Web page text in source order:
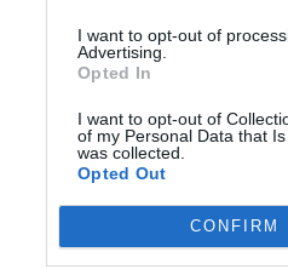
I want to opt-out of
Advertising.
Opted In
I want to opt-out of
of my Personal Data that
was collected.
Opted Out
CONFIRM